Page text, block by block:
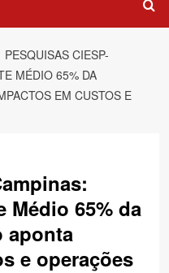
PESQUISAS CIESP-
MÉDIO 65% DA
EM CUSTOS E
65% da
aponta
e operações